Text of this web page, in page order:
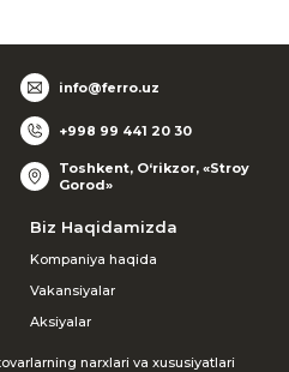
info@ferro.uz
+998 99 441 20 30
Toshkent, O‘rikzor, «Stroy
Gorod»
Biz Haqidamizda
Kompaniya haqida
Vakansiyalar
Aksiyalar
narxlari va xususiyatlari